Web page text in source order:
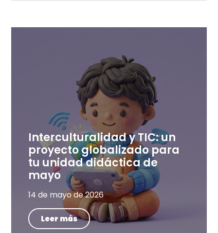
Interculturalidad y TIC: un
proyecto globalizado para
tu unidad didáctica de
mayo
14 de mayo de 2026
Leer más